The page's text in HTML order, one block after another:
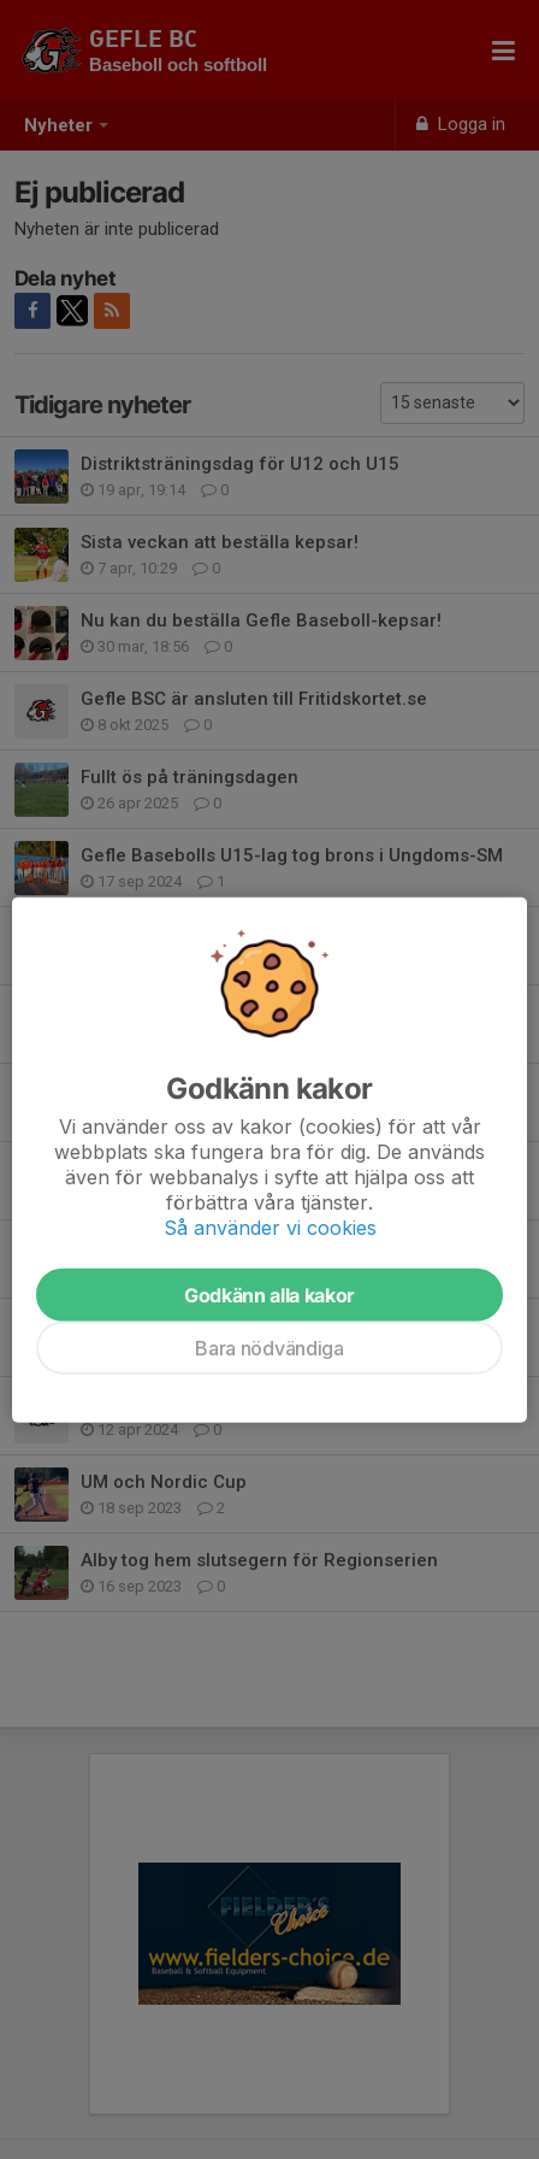
Nyheter Logga in
GEFLE BC
Baseboll och softboll
Ej publicerad
Nyheten är inte publicerad
Dela nyhet
Tidigare nyheter
Distriktsträningsdag för U12 och U15
19 apr, 19:14 0
Sista veckan att beställa kepsar!
7 apr, 10:29 0
Nu kan du beställa Gefle Baseboll-kepsar!
30 mar, 18:56 0
Gefle BSC är ansluten till Fritidskortet.se
8 okt 2025 0
Fullt ös på träningsdagen
26 apr 2025 0
Gefle Basebolls U15-lag tog brons i Ungdoms-SM
17 sep 2024 1
Olof Agner har gått bort
8
Matcherna Sundbyberg - Gefle streamas
Bortamatcherna Gefle - Sundsvall streamas
1 jun 2024
Matcherna Sundsvall - Gefle streamas
26 maj 2024 0
15 maj 2024 0
Dags att betala medlems- och spelaravgift 2024
0
12 apr 2024 0
UM och Nordic Cup
18 sep 2023 2
Alby tog hem slutsegern för Regionserien
16 sep 2023 0
Godkänn kakor
Vi använder oss av kakor (cookies) för att vår
webbplats ska fungera bra för dig. De används
även för webbanalys i syfte att hjälpa oss att
förbättra våra tjänster.
Så använder vi cookies
Godkänn alla kakor
Bara nödvändiga